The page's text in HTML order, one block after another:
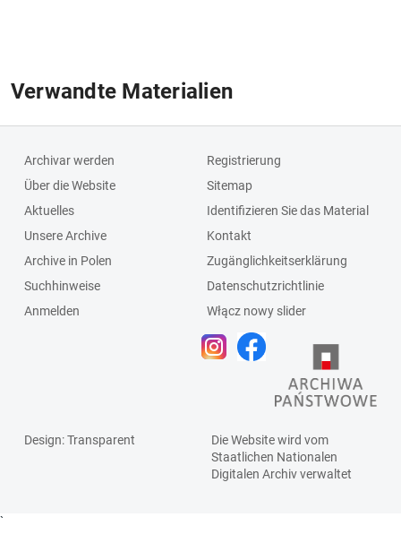
Verwandte Materialien
Archivar werden
Über die Website
Aktuelles
Unsere Archive
Archive in Polen
Suchhinweise
Anmelden
Registrierung
Sitemap
Identifizieren Sie das Material
Kontakt
Zugänglichkeitserklärung
Datenschutzrichtlinie
Włącz nowy slider
Design: Transparent
Die Website wird vom
Staatlichen Nationalen
Digitalen Archivverwaltet
`